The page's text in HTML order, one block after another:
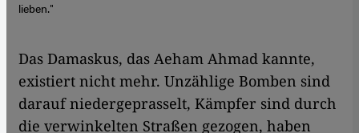
lieben."
Das Damaskus, das Aeham Ahmad kannte,
existiert nicht mehr. Unzählige Bomben sind
darauf niedergeprasselt, Kämpfer sind durch
die verwinkelten Straßen gezogen, haben